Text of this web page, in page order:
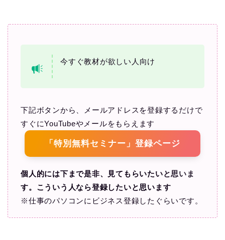
今すぐ教材が欲しい人向け
下記ボタンから、メールアドレスを登録するだけで
すぐにYouTubeやメールをもらえます
「特別無料セミナー」登録ページ
個人的には下まで是非、見てもらいたいと思いま
す。こういう人なら登録したいと思います
※仕事のパソコンにビジネス登録したぐらいです。